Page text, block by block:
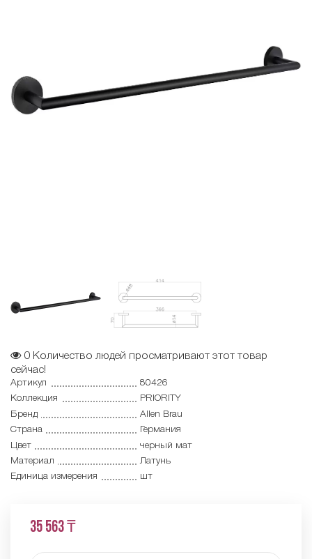
0 Количество людей просматривают этот товар
сейчас!
Артикул
80426
Коллекция
PRIORITY
Бренд
Allen Brau
Страна
Германия
Цвет
черный мат
Материал
Латунь
Единица измерения
шт
35 563 ₸